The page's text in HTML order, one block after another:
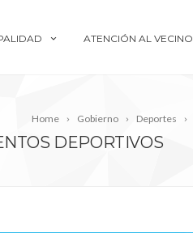
ATENCIÓN AL VECINO
Home Gobierno Deportes
DEPORTIVOS